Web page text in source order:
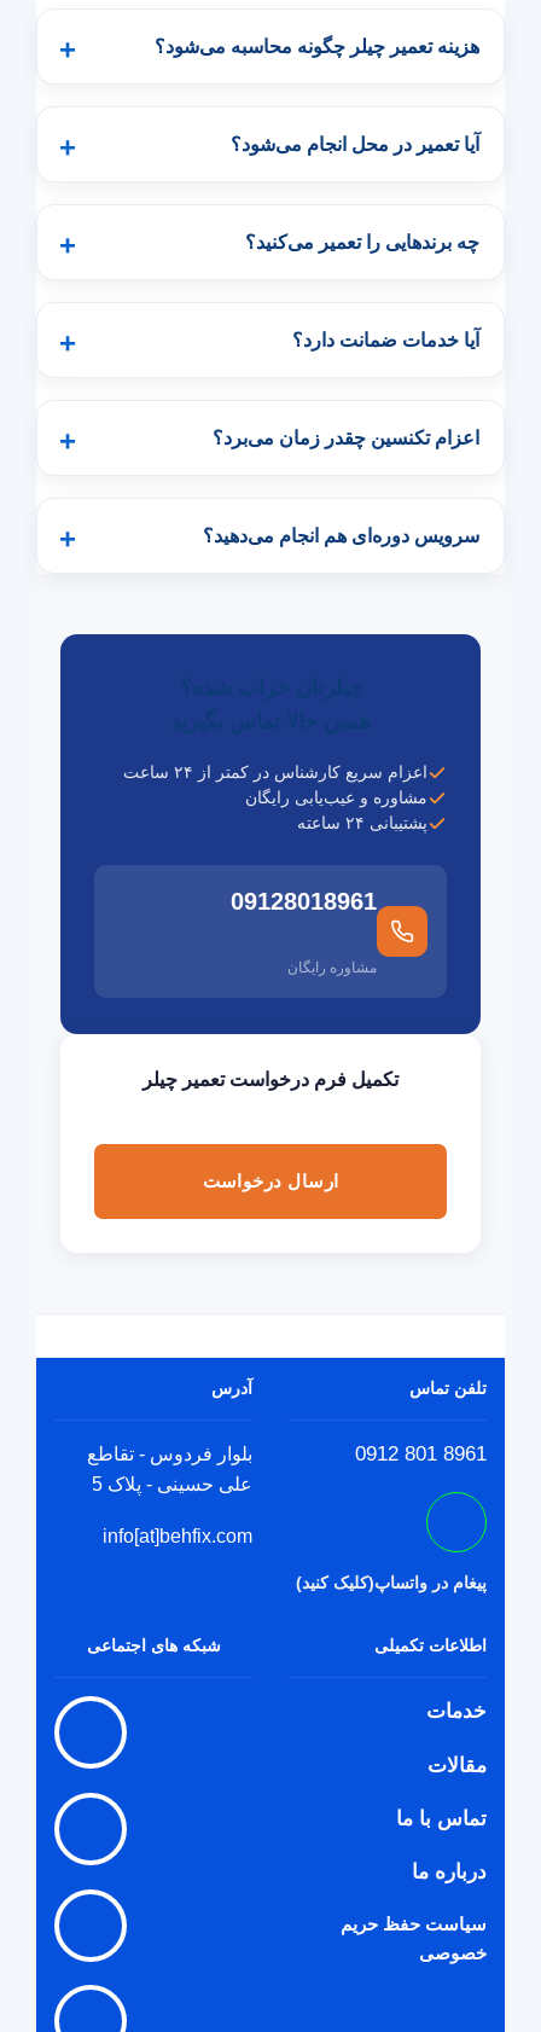
هزینه تعمیر چیلر چگونه محاسبه می‌شود؟
آیا تعمیر در محل انجام می‌شود؟
چه برندهایی را تعمیر می‌کنید؟
آیا خدمات ضمانت دارد؟
اعزام تکنسین چقدر زمان می‌برد؟
سرویس دوره‌ای هم انجام می‌دهید؟
اعزام سریع کارشناس در کمتر از ۲۴ ساعت
مشاوره و عیب‌یابی رایگان
پشتیبانی ۲۴ ساعته
09128018961
مشاوره رایگان
تکمیل فرم درخواست تعمیر چیلر
ارسال درخواست
تلفن تماس
8961 801 0912
پیغام در واتساپ(کلیک کنید)
آدرس
بلوار فردوس - تقاطع
علی حسینی - پلاک 5
info[at]behfix.com
اطلاعات تکمیلی
خدمات
مقالات
تماس با ما
درباره ما
سیاست حفظ حریم
خصوصی
شبکه های اجتماعی